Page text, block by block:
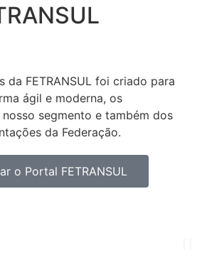
da FETRANSUL foi criado para
ágil e moderna, os
segmento e também dos
da Federação.
o Portal FETRANSUL